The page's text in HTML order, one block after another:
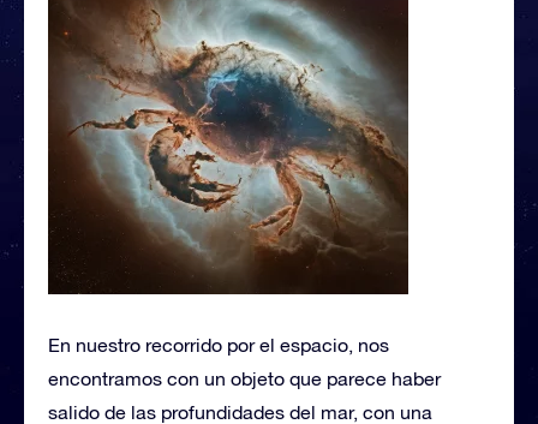
En nuestro recorrido por el espacio, nos
encontramos con un objeto que parece haber
salido de las profundidades del mar, con una